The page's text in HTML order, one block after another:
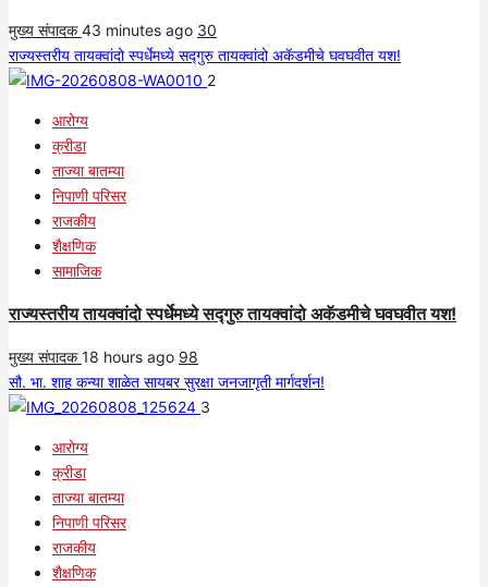
मुख्य संपादक43 minutes ago 30
राज्यस्तरीय तायक्वांदो स्पर्धेमध्ये सद्गुरु तायक्वांदो अकॅडमीचे घवघवीत यश!
2
आरोग्य
क्रीडा
ताज्या बातम्या
निपाणी परिसर
राजकीय
शैक्षणिक
सामाजिक
राज्यस्तरीय तायक्वांदो स्पर्धेमध्ये सद्गुरु तायक्वांदो अकॅडमीचे घवघवीत यश!
मुख्य संपादक18 hours ago 98
सौ. भा. शाह कन्या शाळेत सायबर सुरक्षा जनजागृती मार्गदर्शन!
3
आरोग्य
क्रीडा
ताज्या बातम्या
निपाणी परिसर
राजकीय
शैक्षणिक